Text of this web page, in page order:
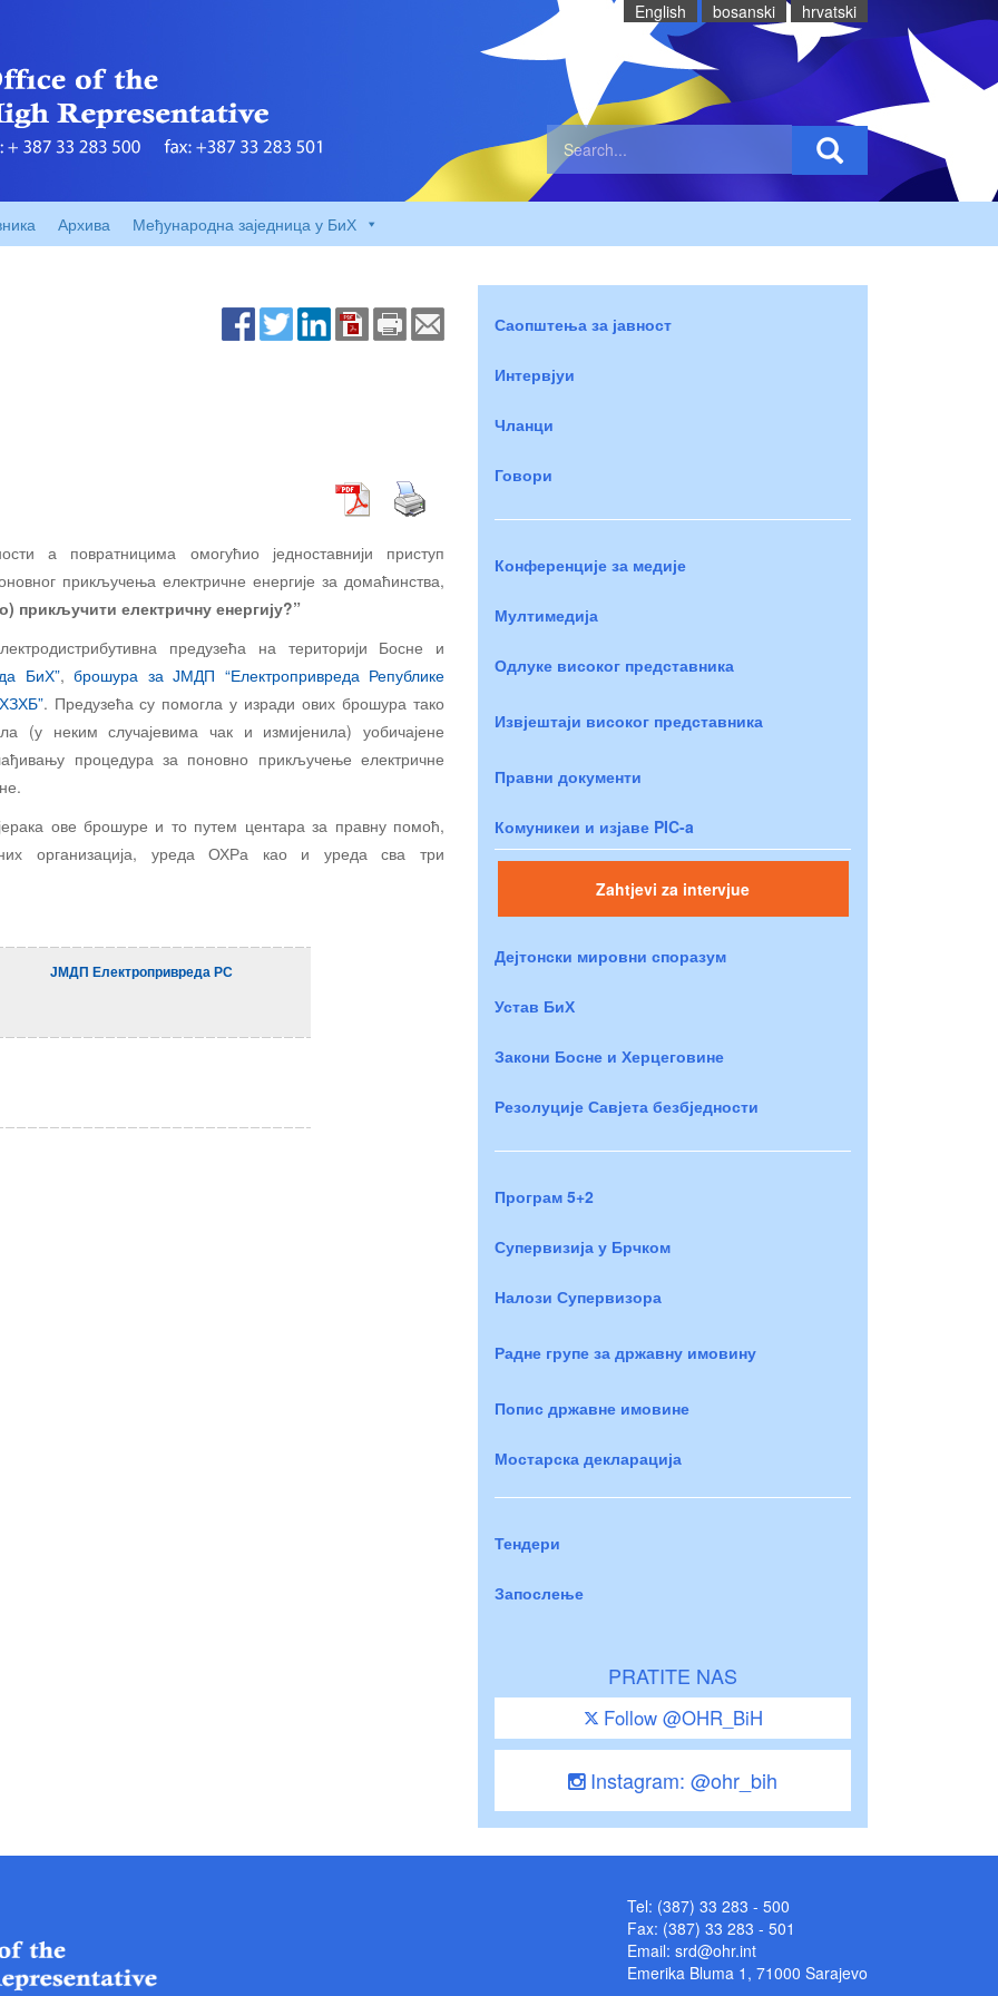
English bosanski hrvatski
Архива Међународна заједница у БиХ
а повратницима омогућио једноставнији приступ
прикључења електричне енергије за домаћинства,
прикључити електричну енергију?”
предузећа на територији Босне и
БиХ”,брошура за ЈМДП “Електропривреда Републике
. Предузећа су помогла у изради ових брошура тако
(у неким случајевима чак и измијенила) уобичајене
процедура за поновно прикључење електричне
ове брошуре и то путем центара за правну помоћ,
организација, уреда ОХРа као и уреда сва три
ЈМДП Електропривреда РС
Саопштења за јавност
Интервјуи
Чланци
Говори
Конференције за медије
Мултимедија
Одлуке високог представника
Извјештаји високог представника
Правни документи
Комуникеи и изјаве PIC-a
Zahtjevi za intervjue
Дејтонски мировни споразум
Устав БиХ
Закони Босне и Херцеговине
Резолуције Савјета безбједности
Програм 5+2
Супервизија у Брчком
Налози Супервизора
Радне групе за државну имовину
Попис државне имовине
Мостарска декларација
Тендери
Запослење
PRATITE NAS
Follow @OHR_BiH
Instagram: @ohr_bih
Tel: (387) 33 283 - 500
Fax: (387) 33 283 - 501
Email: srd@ohr.int
Emerika Bluma 1, 71000 Sarajevo